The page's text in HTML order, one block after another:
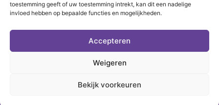
toestemming geeft of uw toestemming intrekt, kan dit een nadelige
invloed hebben op bepaalde functies en mogelijkheden.
Accepteren
Weigeren
Bekijk voorkeuren
Sociale Media